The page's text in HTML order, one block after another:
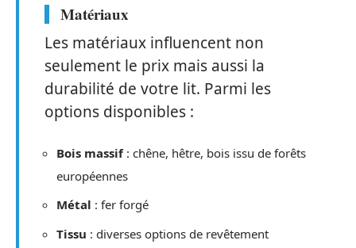
Matériaux
Les matériaux influencent non
seulement le prix mais aussi la
durabilité de votre lit. Parmi les
options disponibles :
Bois massif: chêne, hêtre, bois issu de forêts
européennes
Métal : fer forgé
Tissu : diverses options de revêtement